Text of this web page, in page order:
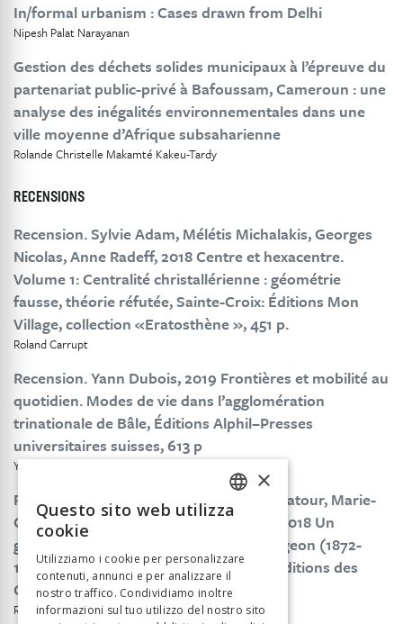
In/formal urbanism : Cases drawn from Delhi
Nipesh Palat Narayanan
Gestion des déchets solides municipaux à l’épreuve du
partenariat public-privé à Bafoussam, Cameroun : une
analyse des inégalités environnementales dans une
ville moyenne d’Afrique subsaharienne
Rolande Christelle Makamté Kakeu-Tardy
RECENSIONS
Recension. Sylvie Adam, Mélétis Michalakis, Georges
Nicolas, Anne Radeff, 2018 Centre et hexacentre.
Volume 1: Centralité christallérienne : géométrie
fausse, théorie réfutée, Sainte-Croix: Éditions Mon
Village, collection «Eratosthène », 451 p.
Roland Carrupt
Recension. Yann Dubois, 2019 Frontières et mobilité au
quotidien. Modes de vie dans l’agglomération
trinationale de Bâle, Éditions Alphil–Presses
universitaires suisses, 613 p
Yann Dubois
Recension. Nicolas Ginsburger, Patrick Latour, Marie-
Claire Robic, Yann Sordet, Denis Wolff, 2018 Un
géographe de plein vent. Albert Demangeon (1872-
1940), Paris: Bibliothèque Mazarine & Éditions des
Cendres, 158 p
Roland Carrupt
FRENCH
×
Questo sito web utilizza
cookie
Utilizziamo i cookie per personalizzare
contenuti, annunci e per analizzare il
nostro traffico. Condividiamo inoltre
informazioni sul tuo utilizzo del nostro sito